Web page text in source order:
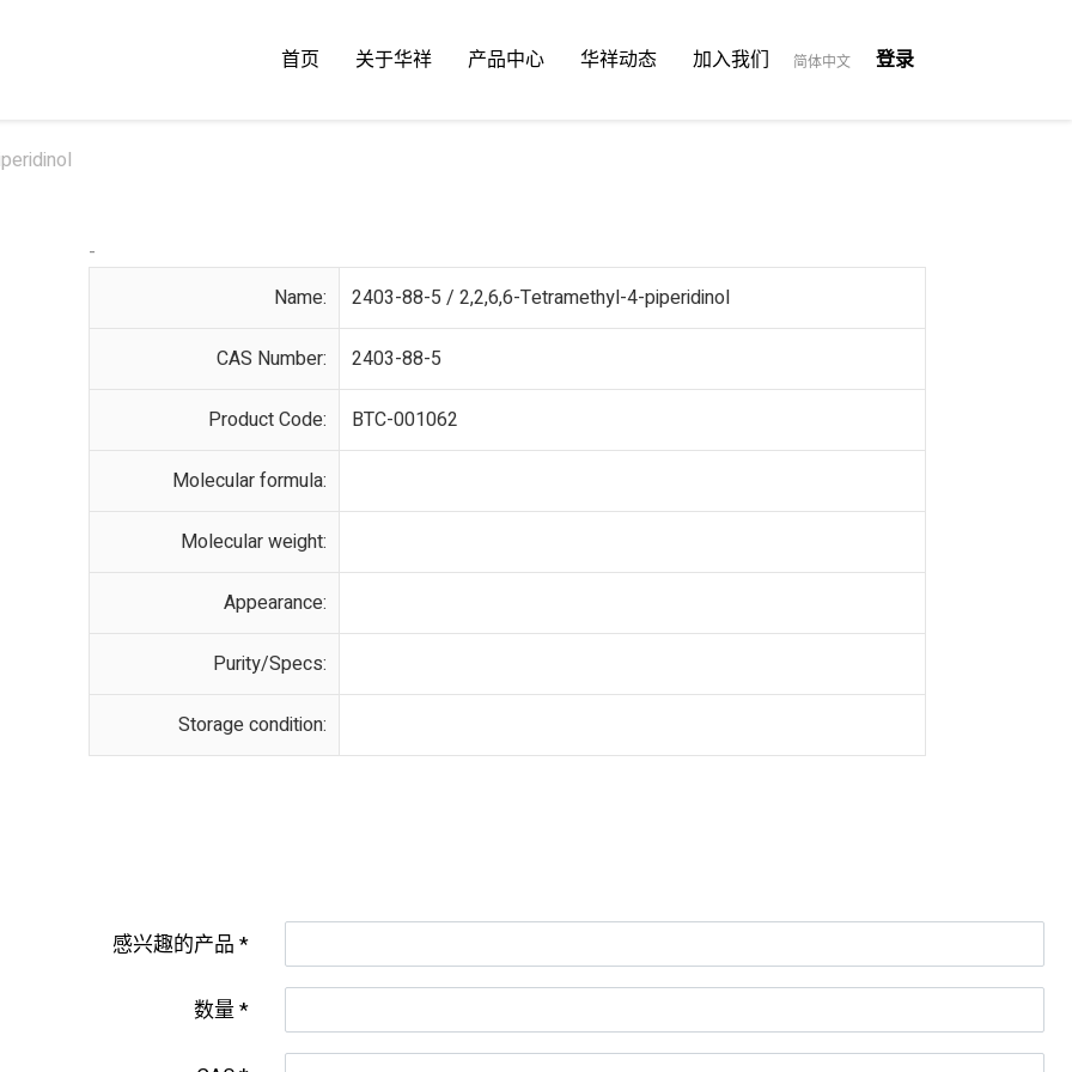
首页 关于华祥 产品中心 华祥动态 加入我们 简体中文 登录
-
Name:
2403-88-5 / 2,2,6,6-Tetramethyl-4-piperidinol
CAS Number: 2403-88-5
Product Code: BTC-001062
Molecular formula:
Molecular weight:
Appearance:
Purity/Specs:
Storage condition:
感兴趣的产品
数量